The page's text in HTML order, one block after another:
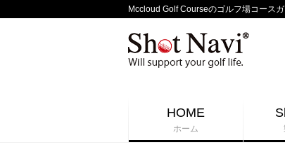
Mccloud Golf Courseのゴルフ場コース
HOME
ホーム